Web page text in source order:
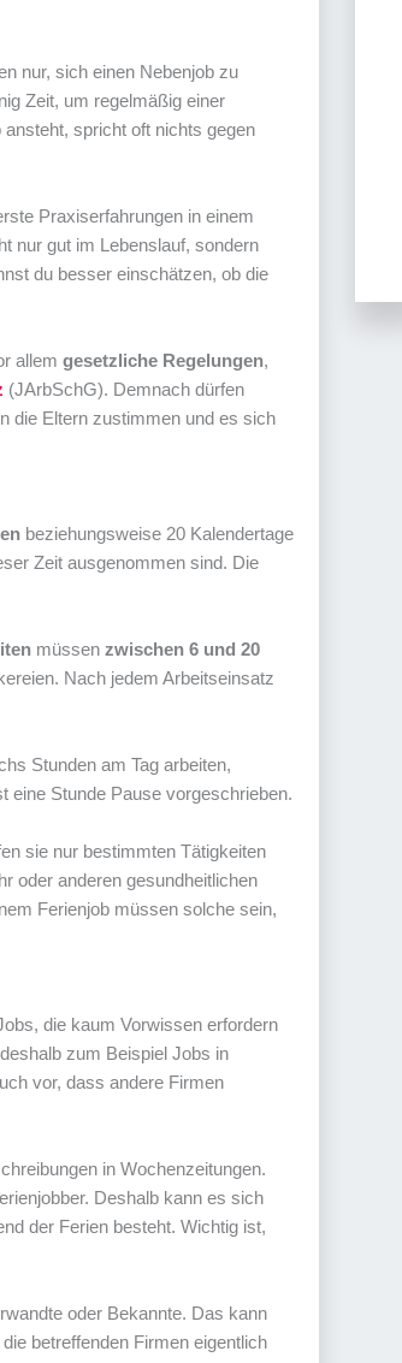
nur, sich einen Nebenjob zu
Zeit, um regelmäßig einer
spricht oft nichts gegen
Praxiserfahrungen in einem
nur gut im Lebenslauf, sondern
du besser einschätzen, ob die
allem gesetzliche Regelungen,
(JArbSchG). Demnach dürfen
die Eltern zustimmen und es sich
beziehungsweise 20 Kalendertage
Zeit ausgenommen sind. Die
müssen zwischen 6 und 20
Nach jedem Arbeitseinsatz
Stunden am Tag arbeiten,
eine Stunde Pause vorgeschrieben.
sie nur bestimmten Tätigkeiten
oder anderen gesundheitlichen
Ferienjob müssen solche sein,
die kaum Vorwissen erfordern
zum Beispiel Jobs in
vor, dass andere Firmen
in Wochenzeitungen.
Deshalb kann es sich
der Ferien besteht. Wichtig ist,
oder Bekannte. Das kann
betreffenden Firmen eigentlich